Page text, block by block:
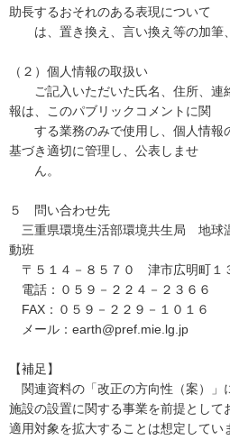
助長するおそれのある表現について
は、置き換え、言い換え等の加筆
（２）個人情報の取扱い
ご記入いただいた氏名、住所、連
報は、このパブリックコメントに関
する業務のみで使用し、個人情報
基づき適切に管理し、公表しませ
ん。
５ 問い合わせ先
三重県環境生活部環境共生局 地球
動班
〒５１４－８５７０ 津市広明町１
電話：０５９－２２４－２３６６
FAX：０５９－２２９－１０１６
メール：earth@pref.mie.lg.jp
【補足】
関連資料の「改正の方向性（案）」
施設の設置に関する事業を前提として
適用対象を拡大することは想定してい